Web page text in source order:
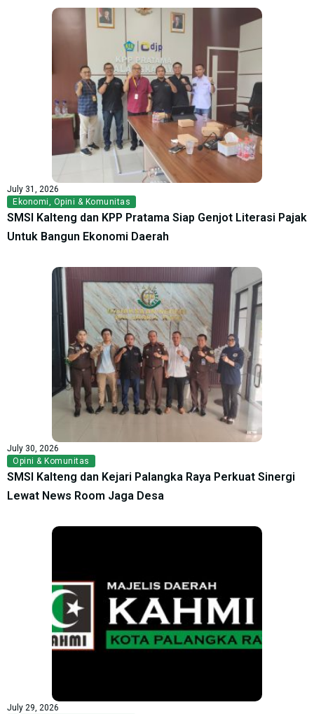
July 31, 2026
Ekonomi, Opini & Komunitas
SMSI Kalteng dan KPP Pratama Siap Genjot Literasi Pajak
Untuk Bangun Ekonomi Daerah
July 30, 2026
Opini & Komunitas
SMSI Kalteng dan Kejari Palangka Raya Perkuat Sinergi
Lewat News Room Jaga Desa
July 29, 2026